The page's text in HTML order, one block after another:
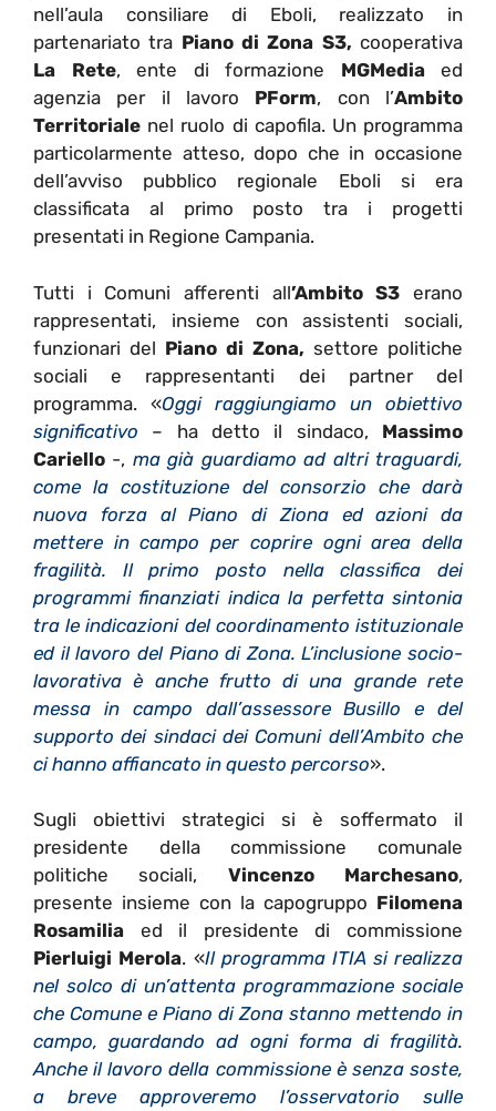
nell’aula consiliare di Eboli, realizzato in
partenariato tra Piano di Zona S3, cooperativa
La Rete, ente di formazione MGMediaed
agenzia per il lavoro PForm, con l’Ambito
Territoriale nel ruolo di capofila. Un programma
particolarmente atteso, dopo che in occasione
dell’avviso pubblico regionale Eboli si era
classificata al primo posto tra i progetti
presentati in Regione Campania.
Tutti i Comuni afferenti all’Ambito S3 erano
rappresentati, insieme con assistenti sociali,
funzionari del Piano di Zona, settore politiche
sociali e rappresentanti dei partner del
programma. «Oggi raggiungiamo un obiettivo
significativo – ha detto il sindaco, Massimo
Cariello -, ma già guardiamo ad altri traguardi,
come la costituzione del consorzio che darà
nuova forza al Piano di Ziona ed azioni da
mettere in campo per coprire ogni area della
fragilità. Il primo posto nella classifica dei
programmi finanziati indica la perfetta sintonia
tra le indicazioni del coordinamento istituzionale
ed il lavoro del Piano di Zona. L’inclusione socio-
lavorativa è anche frutto di una grande rete
messa in campo dall’assessore Busillo e del
supporto dei sindaci dei Comuni dell’Ambito che
ci hanno affiancato in questo percorso».
Sugli obiettivi strategici si è soffermato il
presidente della commissione comunale
politiche sociali, Vincenzo Marchesano,
presente insieme con la capogruppo Filomena
Rosamilia ed il presidente di commissione
Pierluigi Merola. «Il programma ITIA si realizza
nel solco di un’attenta programmazione sociale
che Comune e Piano di Zona stanno mettendo in
campo, guardando ad ogni forma di fragilità.
Anche il lavoro della commissione è senza soste,
a breve approveremo l’osservatorio sulle